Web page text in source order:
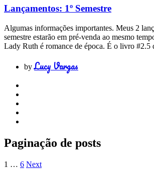
Lançamentos: 1º Semestre
Algumas informações importantes. Meus 2
semestre estarão em pré-venda ao mesmo
Lady Ruth é romance de época. É o livro #2.5
byLucy Vargas
Paginação de posts
1 … 6 Next